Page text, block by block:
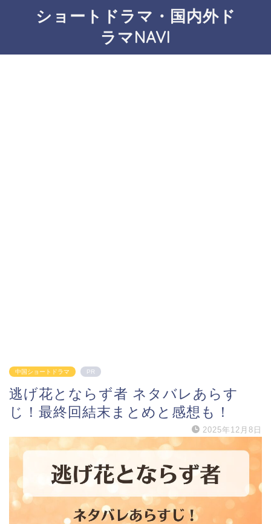
ショートドラマ・国内外ド
ラマNAVI
中国ショートドラマ PR
逃げ花とならず者 ネタバレあらす
じ！最終回結末まとめと感想も！
2025年12月8日